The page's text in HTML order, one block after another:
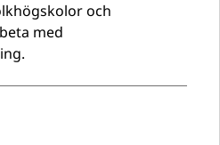
och
med